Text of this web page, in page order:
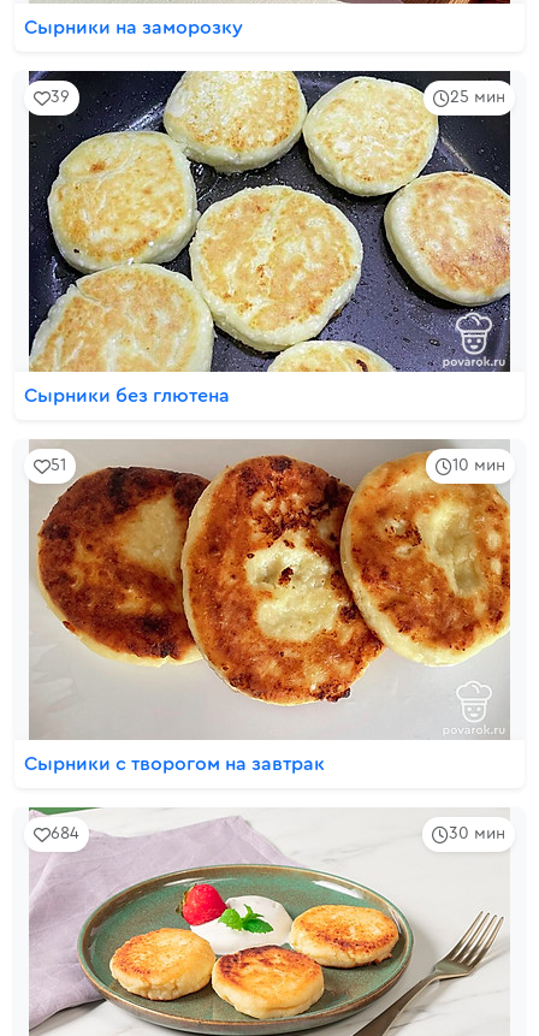
Сырники на заморозку
25 мин
39
Сырники без глютена
10 мин
51
Сырники с творогом на завтрак
30 мин
684